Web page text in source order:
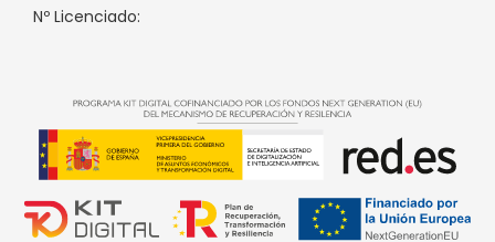
Nº Licenciado: